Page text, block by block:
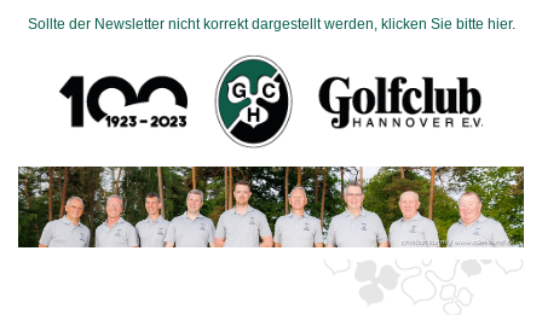
Sollte der Newsletter nicht korrekt dargestellt werden, klicken Sie bitte hier.